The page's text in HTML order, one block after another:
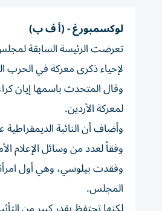
لوكسمبورغ - (أ ف ب)
تعرضت الرئيسة السابقة
لإحياء ذكرى معركة في الحرب
لمعركة الأردين.
وأضاف أن النائبة
وفقاً لعدد من وسائل الإعلام
وفقدت بيلوسي، وهي أول
المجلس.